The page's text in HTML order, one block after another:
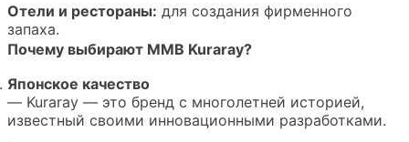
Отели и рестораны: для создания фирменного
запаха.
Почему выбирают MMB Kuraray?
Японское качество
— Kuraray — это бренд с многолетней историей,
известный своими инновационными разработками.